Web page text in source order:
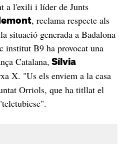
a l'exili i líder de Junts
, reclama respecte als
situació generada a Badalona
institut B9 ha provocat una
Catalana, Sílvia
X. "Us els enviem a la casa
Orriols, que ha titllat el